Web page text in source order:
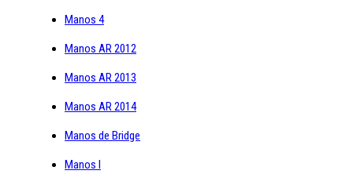
Manos 4
Manos AR 2012
Manos AR 2013
Manos AR 2014
Manos de Bridge
Manos I